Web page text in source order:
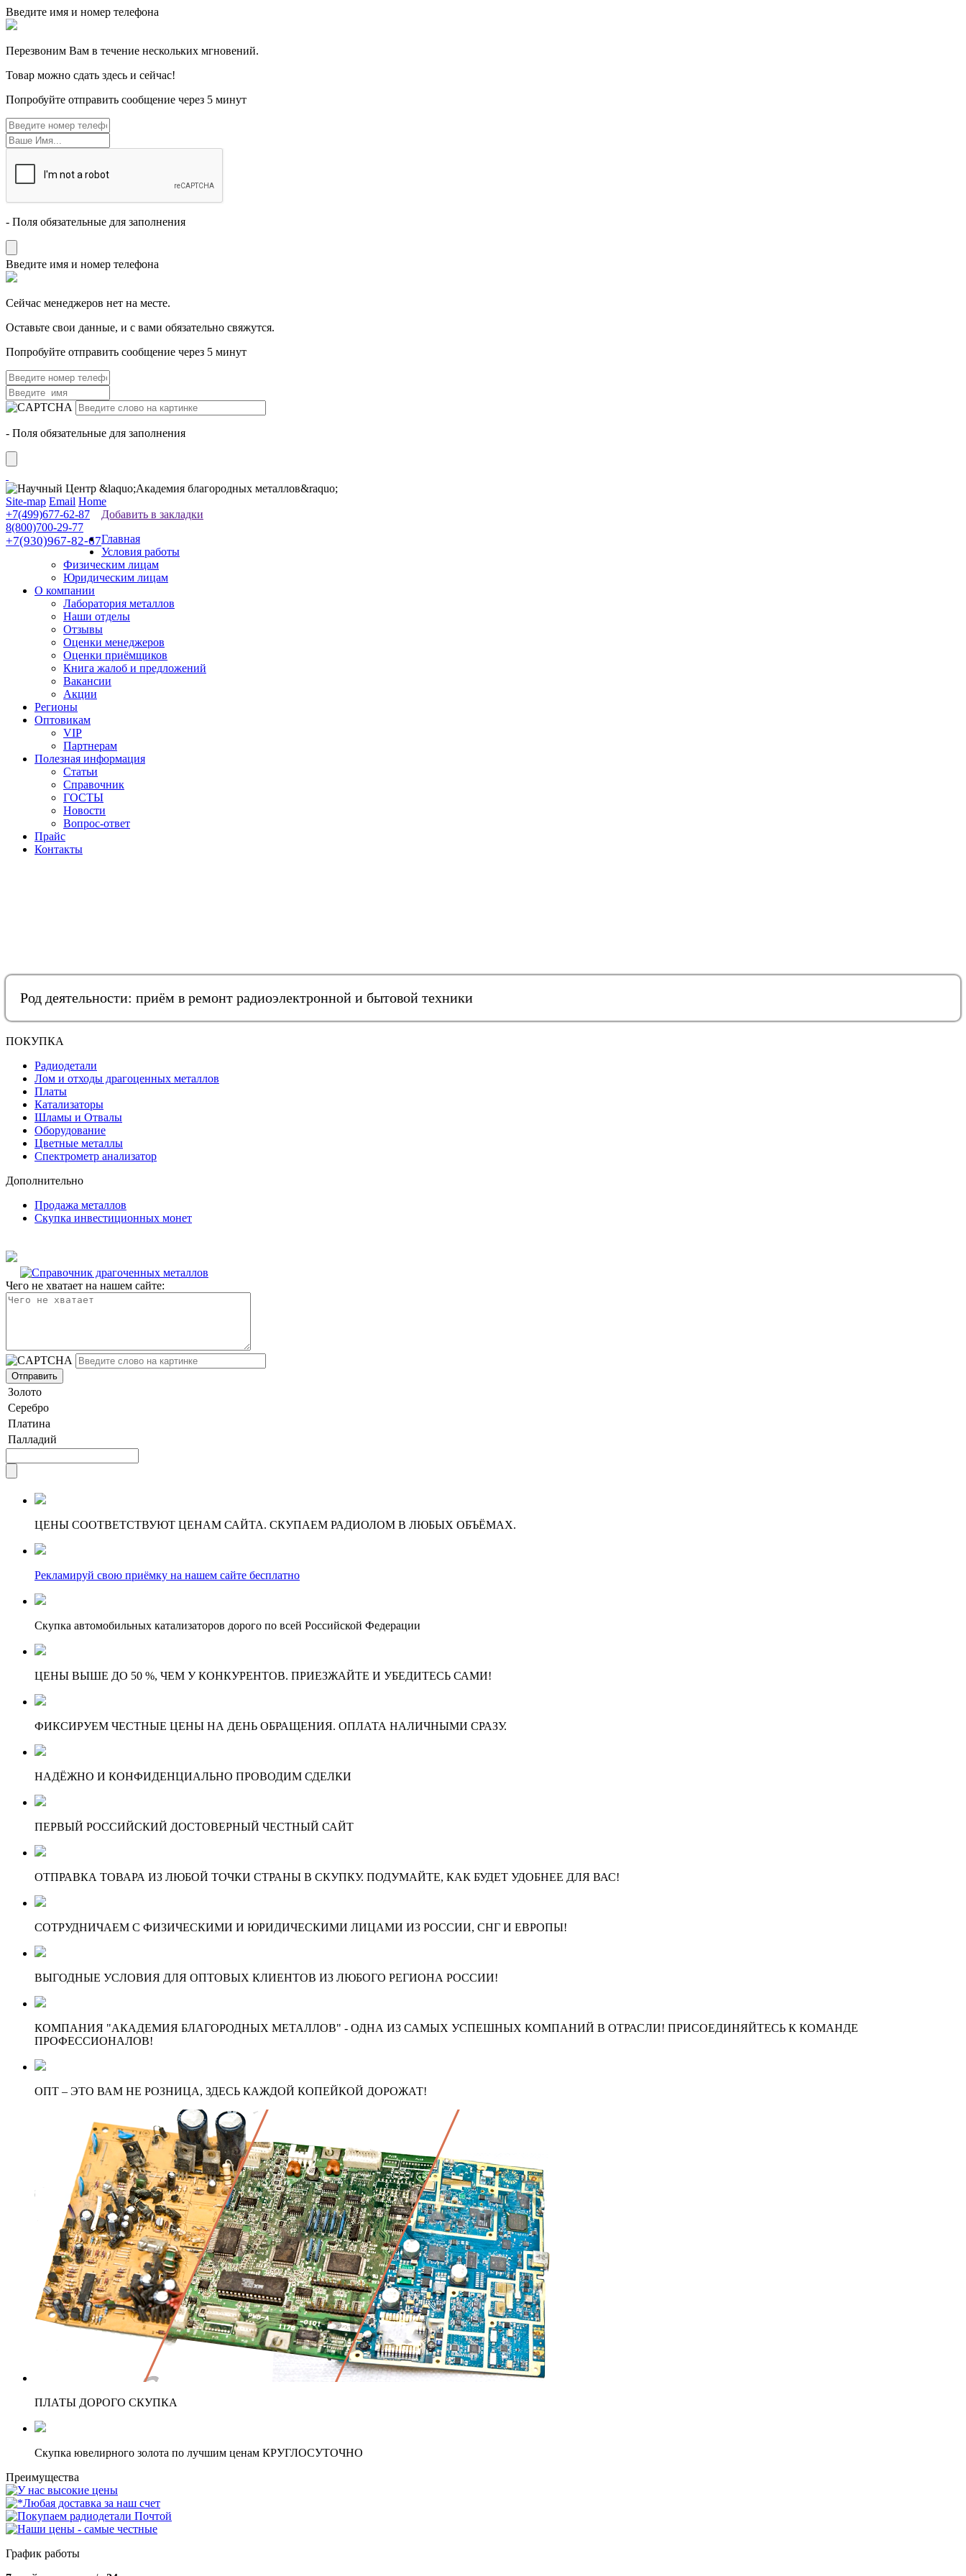
Введите имя и номер телефона
Перезвоним Вам в течение нескольких мгновений.
Товар можно сдать здесь и сейчас!
Попробуйте отправить сообщение через 5 минут
- Поля обязательные для заполнения
Введите имя и номер телефона
Cейчас менеджеров нет на месте.
Оставьте свои данные, и с вами обязательно свяжутся.
Попробуйте отправить сообщение через 5 минут
- Поля обязательные для заполнения
Site-map Email Home
+7(499)677-62-87
8(800)700-29-77
+7(930)967-82-67
Добавить в закладки
Главная
Условия работы
Физическим лицам
Юридическим лицам
О компании
Лаборатория металлов
Наши отделы
Отзывы
Оценки менеджеров
Оценки приёмщиков
Книга жалоб и предложений
Вакансии
Акции
Регионы
Оптовикам
VIP
Партнерам
Полезная информация
Статьи
Справочник
ГОСТЫ
Новости
Вопрос-ответ
Прайс
Контакты
Род деятельности: приём в ремонт радиоэлектронной и бытовой техники
ПОКУПКА
Радиодетали
Лом и отходы драгоценных металлов
Платы
Катализаторы
Шламы и Отвалы
Оборудование
Цветные металлы
Спектрометр анализатор
Дополнительно
Продажа металлов
Скупка инвестиционных монет
Чего не хватает на нашем сайте:
Золото
Серебро
Платина
Палладий
ЦЕНЫ СООТВЕТСТВУЮТ ЦЕНАМ САЙТА. СКУПАЕМ РАДИОЛОМ В ЛЮБЫХ ОБЪЁМАХ.
Рекламируй свою приёмку на нашем сайте бесплатно
Скупка автомобильных катализаторов дорого по всей Российской Федерации
ЦЕНЫ ВЫШЕ ДО 50 %, ЧЕМ У КОНКУРЕНТОВ. ПРИЕЗЖАЙТЕ И УБЕДИТЕСЬ САМИ!
ФИКСИРУЕМ ЧЕСТНЫЕ ЦЕНЫ НА ДЕНЬ ОБРАЩЕНИЯ. ОПЛАТА НАЛИЧНЫМИ СРАЗУ.
НАДЁЖНО И КОНФИДЕНЦИАЛЬНО ПРОВОДИМ СДЕЛКИ
ПЕРВЫЙ РОССИЙСКИЙ ДОСТОВЕРНЫЙ ЧЕСТНЫЙ САЙТ
ОТПРАВКА ТОВАРА ИЗ ЛЮБОЙ ТОЧКИ СТРАНЫ В СКУПКУ. ПОДУМАЙТЕ, КАК БУДЕТ УДОБНЕЕ ДЛЯ ВАС!
СОТРУДНИЧАЕМ С ФИЗИЧЕСКИМИ И ЮРИДИЧЕСКИМИ ЛИЦАМИ ИЗ РОССИИ, СНГ И ЕВРОПЫ!
ВЫГОДНЫЕ УСЛОВИЯ ДЛЯ ОПТОВЫХ КЛИЕНТОВ ИЗ ЛЮБОГО РЕГИОНА РОССИИ!
КОМПАНИЯ "АКАДЕМИЯ БЛАГОРОДНЫХ МЕТАЛЛОВ" - ОДНА ИЗ САМЫХ УСПЕШНЫХ КОМПАНИЙ В ОТРАСЛИ! ПРИСОЕДИНЯЙТЕСЬ К КОМАНДЕ
ПРОФЕССИОНАЛОВ!
ОПТ – ЭТО ВАМ НЕ РОЗНИЦА, ЗДЕСЬ КАЖДОЙ КОПЕЙКОЙ ДОРОЖАТ!
ПЛАТЫ ДОРОГО СКУПКА
Скупка ювелирного золота по лучшим ценам КРУГЛОСУТОЧНО
Преимущества
График работы